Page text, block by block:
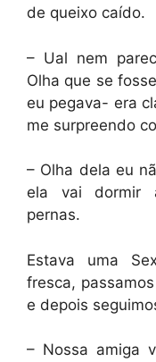
de queixo caído.
– Ual nem
Olha que se
eu pegava- era
me surpreendo
– Olha dela eu
ela vai dormir
pernas.
Estava uma
fresca,
e depois
– Nossa amiga